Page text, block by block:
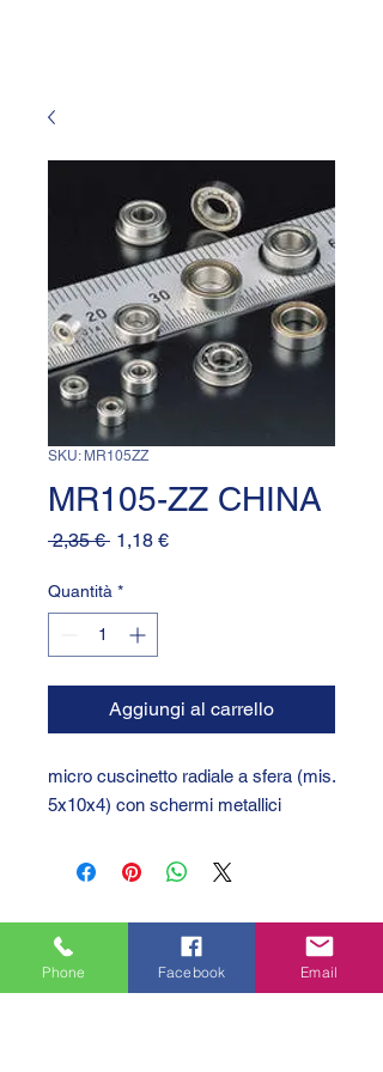
SKU: MR105ZZ
MR105-ZZ CHINA
2,35 € Prezzo
1,18 €Prezzo
Quantità *
Aggiungi al carrello
micro cuscinetto radiale a sfera (mis.
5x10x4) con schermi metallici
Phone Facebook Email